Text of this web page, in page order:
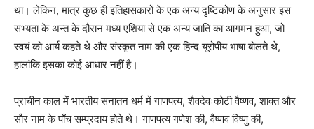
था। लेकिन, मात्र कुछ ही इतिहासकारों के एक अन्य दृष्टिकोण के अनुसार इस
सभ्यता के अन्त के दौरान मध्य एशिया से एक अन्य जाति का आगमन हुआ, जो
स्वयं को आर्य कहते थे और संस्कृत नाम की एक हिन्द यूरोपीय भाषा बोलते थे,
हालांकि इसका कोई आधार नहीं है।
प्राचीन काल में भारतीय सनातन धर्म में गाणपत्य, शैवदेवःकोटी वैष्णव, शाक्त और
सौर नाम के पाँच सम्प्रदाय होते थे। गाणपत्य गणेश की, वैष्णव विष्णु की,